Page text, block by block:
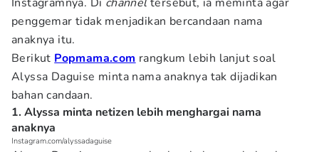
penggemar tidak menjadikan bercandaan nama
anaknya itu.
Berikut Popmama.com rangkum lebih lanjut soal
Alyssa Daguise minta nama anaknya tak dijadikan
bahan candaan.
1. Alyssa minta netizen lebih menghargai nama
anaknya
Instagram.com/alyssadaguise